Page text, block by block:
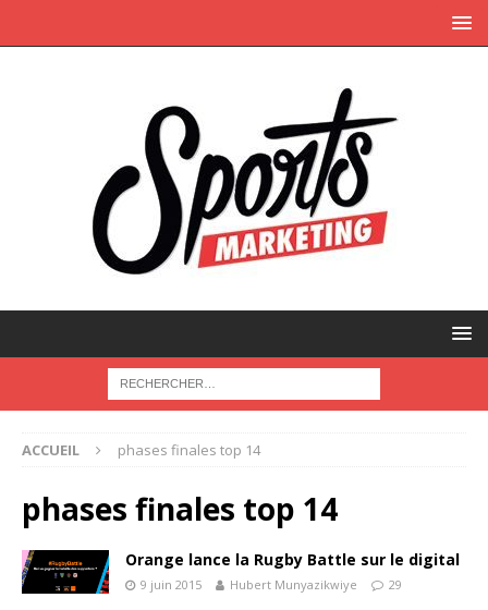
ACCUEIL phases finales top 14
phases finales top 14
Orange lance la Rugby Battle sur le digital
9 juin 2015 Hubert Munyazikwiye 29